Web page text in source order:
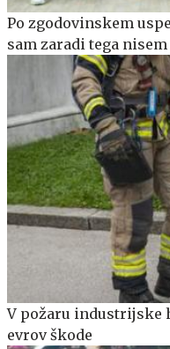
Po zgodovinskem
sam zaradi tega
V požaru industrijske
evrov škode